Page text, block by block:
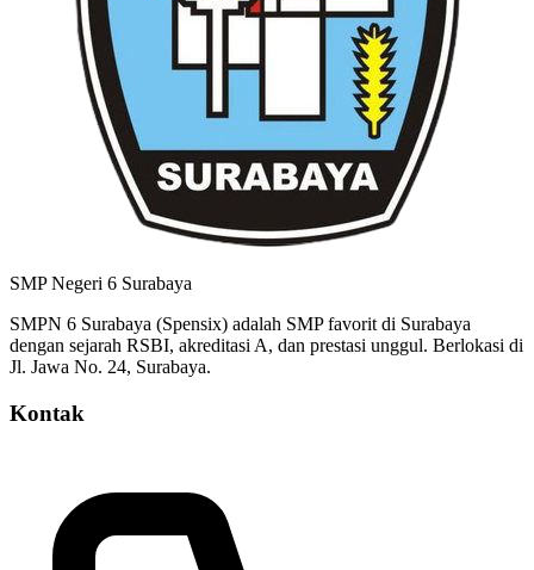
SMP Negeri 6 Surabaya
SMPN 6 Surabaya (Spensix) adalah SMP favorit di Surabaya
dengan sejarah RSBI, akreditasi A, dan prestasi unggul. Berlokasi di
Jl. Jawa No. 24, Surabaya.
Kontak